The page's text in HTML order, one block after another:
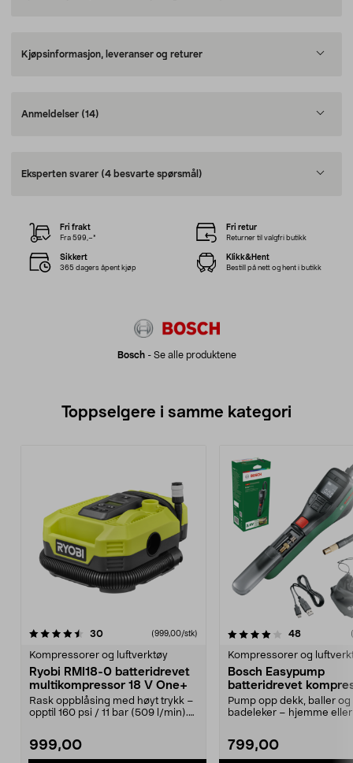
Kjøpsinformasjon, leveranser og returer
Anmeldelser (14)
Eksperten svarer (4 besvarte spørsmål)
Bosch- Se alle produktene
Fri frakt
Fra 599,–*
Fri retur
Returner til valgfri butikk
Sikkert
365 dagers åpent kjøp
Klikk&Hent
Bestill på nett og hent i butikk
Toppselgere i samme kategori
30anmeldelser(999,00/stk)
Kompressorer og luftverktøy
Ryobi RMI18-0 batteridrevet
multikompressor 18 V One+
Rask oppblåsing med høyt trykk –
opptil 160 psi / 11 bar (509 l/min).
999,00
4.0 av 5 stjerner 48
Kompressorer og
Bosch Easypump
batteridrevet
V
Pump opp dekk, baller og
badeleker – hjemme
799,00
0.0 av 5 stjerner